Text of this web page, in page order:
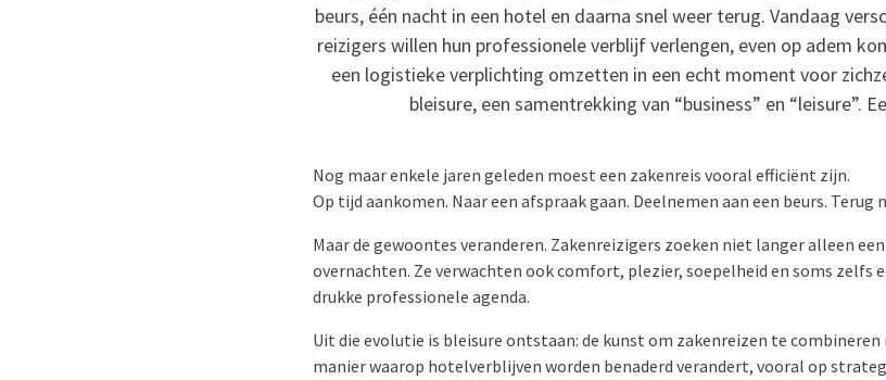
beurs, één nacht in een hotel en daarna snel weer terug. Vandaag
reizigers willen hun professionele verblijf verlengen, even op adem
een logistieke verplichting omzetten in een echt moment voor
bleisure, een samentrekking van “business” en “leisure”.
Nog maar enkele jaren geleden moest een zakenreis vooral efficiënt zijn.
Op tijd aankomen. Naar een afspraak gaan. Deelnemen aan een beurs. Terug
Maar de gewoontes veranderen. Zakenreizigers zoeken niet langer alleen
overnachten. Ze verwachten ook comfort, plezier, soepelheid en soms zelfs
drukke professionele agenda.
Uit die evolutie is bleisure ontstaan: de kunst om zakenreizen te combineren
manier waarop hotelverblijven worden benaderd verandert, vooral op